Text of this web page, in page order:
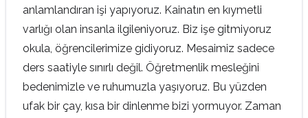
anlamlandıran işi yapıyoruz. Kainatın en kıymetli
varlığı olan insanla ilgileniyoruz. Biz işe gitmiyoruz
okula, öğrencilerimize gidiyoruz. Mesaimiz sadece
ders saatiyle sınırlı değil. Öğretmenlik mesleğini
bedenimizle ve ruhumuzla yaşıyoruz. Bu yüzden
ufak bir çay, kısa bir dinlenme bizi yormuyor. Zaman